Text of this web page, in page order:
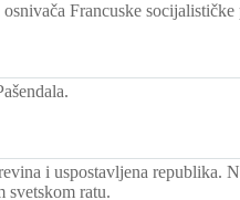
Francuske
i uspostavljena republika.
svetskom ratu.